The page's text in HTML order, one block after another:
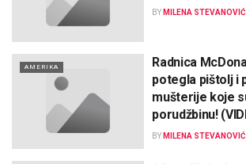
BY MILENA STEVANOVIĆ
AMERIKA
Radnica
potegla pištolj i
mušterije koje
porudžbinu!
BY MILENA STEVANOVIĆ